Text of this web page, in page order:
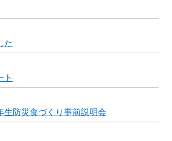
た
ト
生防災食づくり事前説明会